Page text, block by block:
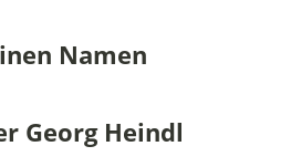
Namen
Georg Heindl